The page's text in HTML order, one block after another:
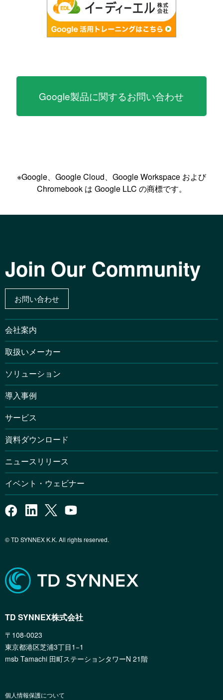
Google製品に関するお問い合わせ
※Google、Google Cloud、Google Workspace および
Chromebook は Google LLC の商標です。
Join Our Community
お問い合わせ
会社案内
取扱いメーカー
ソリューション
導入事例
サービス
資料ダウンロード
ニュースリリース
イベント・ウェビナー
© TD SYNNEX K.K. All rights reserved.
TD SYNNEX株式会社
〒108-0023
東京都港区芝浦3丁目1−1
msb Tamachi 田町ステーションタワーN 21階
個人情報保護について